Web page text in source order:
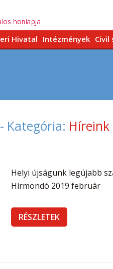
Hivatal Intézmények Civil
- Kategória: Híreink
Helyi újságunk legújabb
Hírmondó 2019 február
RÉSZLETEK